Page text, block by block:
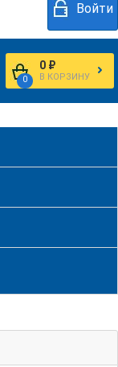
Войти
0
0 ₽
В КОРЗИНУ